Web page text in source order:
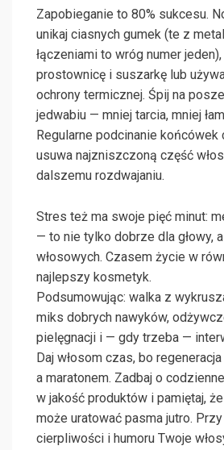
Zapobieganie to 80% sukcesu.
unikaj ciasnych gumek (te z
łączeniami to wróg numer
prostownicę i suszarkę lub
ochrony termicznej. Śpij na
jedwabiu — mniej tarcia, mniej
Regularne podcinanie
usuwa najzniszczoną część
dalszemu rozdwajaniu.
Stres też ma swoje pięć minut:
— to nie tylko dobrze dla głowy,
włosowych. Czasem życie w
najlepszy kosmetyk.
Podsumowując: walka z
miks dobrych nawyków,
pielęgnacji i — gdy trzeba —
Daj włosom czas, bo
a maratonem. Zadbaj o
w jakość produktów i pamiętaj,
może uratować pasma jutro.
cierpliwości i humoru Twoje